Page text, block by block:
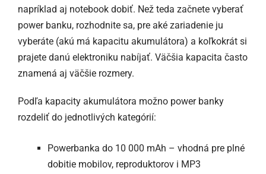
napríklad aj notebook dobiť. Než teda začnete vyberať
power banku, rozhodnite sa, pre aké zariadenie ju
vyberáte (akú má kapacitu akumulátora) a koľkokrát si
prajete danú elektroniku nabíjať. Väčšia kapacita často
znamená aj väčšie rozmery.
Podľa kapacity akumulátora možno power banky
rozdeliť do jednotlivých kategórií:
Powerbanka do 10 000 mAh – vhodná pre plné
dobitie mobilov, reproduktorov i MP3